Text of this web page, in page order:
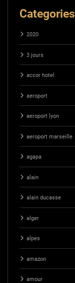
Categories
2020
3 jours
accor hotel
aeroport
aeroport lyon
aeroport marseille
agapa
alain
alain ducasse
alger
alpes
amazon
amour